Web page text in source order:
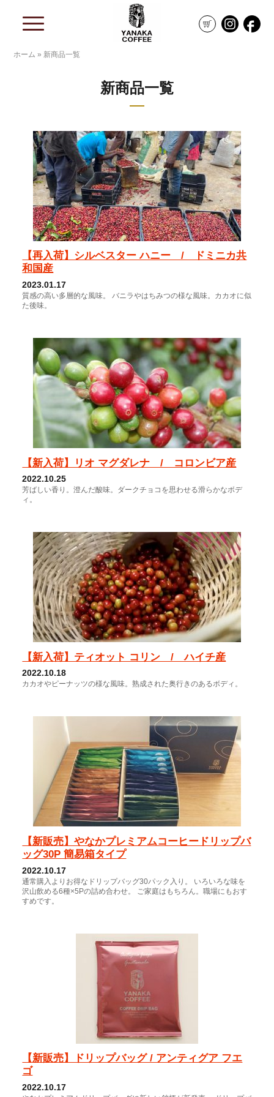
ホーム » 新商品一覧
新商品一覧
【再入荷】シルベスター ハニー / ドミニカ共
和国産
2023.01.17
質感の高い多層的な風味。 バニラやはちみつの様な風味。カカオに似
た後味。
【新入荷】リオ マグダレナ / コロンビア産
2022.10.25
芳ばしい香り。澄んだ酸味。ダークチョコを思わせる滑らかなボデ
ィ。
【新入荷】ティオット コリン / ハイチ産
2022.10.18
カカオやピーナッツの様な風味。熟成された奥行きのあるボディ。
【新販売】やなかプレミアムコーヒードリップバ
ッグ30P 簡易箱タイプ
2022.10.17
通常購入よりお得なドリップバッグ30パック入り。 いろいろな味を
沢山飲める6種×5Pの詰め合わせ。 ご家庭はもちろん。職場にもおす
すめです。
【新販売】ドリップバッグ / アンティグア フエ
ゴ
2022.10.17